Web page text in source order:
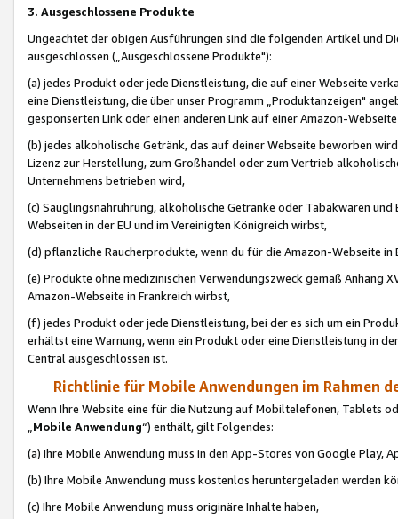
3. Ausgeschlossene Produkte
Ungeachtet der obigen Ausführungen sind die folgenden Artikel und
ausgeschlossen („Ausgeschlossene Produkte"):
(a) jedes Produkt oder jede Dienstleistung, die auf einer Webseite
eine Dienstleistung, die über unser Programm „Produktanzeigen"
gesponserten Link oder einen anderen Link auf einer Amazon-
(b) jedes alkoholische Getränk, das auf deiner Webseite beworben
Lizenz zur Herstellung, zum Großhandel oder zum Vertrieb
Unternehmens betrieben wird,
(c) Säuglingsnahruhrung, alkoholische Getränke oder Tabakwaren
Webseiten in der EU und im Vereinigten Königreich wirbst,
(d) pflanzliche Raucherprodukte, wenn du für die Amazon-Webseite in
(e) Produkte ohne medizinischen Verwendungszweck gemäß Anhang
Amazon-Webseite in Frankreich wirbst,
(f) jedes Produkt oder jede Dienstleistung, bei der es sich um ein
erhältst eine Warnung, wenn ein Produkt oder eine Dienstleistung in
Central ausgeschlossen ist.
Richtlinie für Mobile Anwendungen im Rahmen
Wenn Ihre Website eine für die Nutzung auf Mobiltelefonen, Tablets
„Mobile Anwendung“) enthält, gilt Folgendes:
(a) Ihre Mobile Anwendung muss in den App-Stores von Google Play,
(b) Ihre Mobile Anwendung muss kostenlos heruntergeladen werden
(c) Ihre Mobile Anwendung muss originäre Inhalte haben,